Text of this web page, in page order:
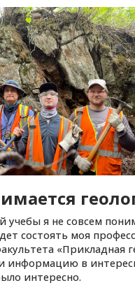
учебы я не совсем
состоять моя
«Прикладная
информацию в
интересно.